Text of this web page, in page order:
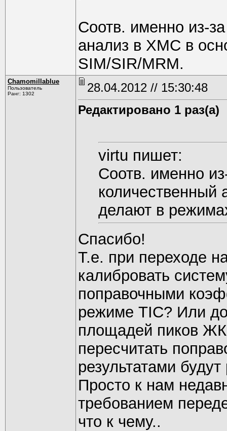
Соотв. именно из-
анализ в ХМС в
SIM/SIR/MRM.
Chamomillablue
Пользователь
Ранг: 1302
28.04.2012 // 15:30:48
Редактировано 1 раз(а)
virtu пишет:
Соотв. именно
делают в
Спасибо!
Т.е. при переходе
калибровать
поправочными
режиме TIC? Или
площадей пиков
пересчитать
результатами
Просто к нам
требованием
что к чему..